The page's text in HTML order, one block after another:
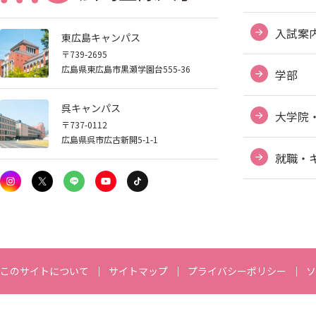
東広島キャンパス
〒739-2695
広島県東広島市黒瀬学園台555-36
呉キャンパス
〒737-0112
広島県呉市広古新開5-1-1
入試案
学部
大学院
就職・
このサイトについて サイトマップ プライバシーポリシー